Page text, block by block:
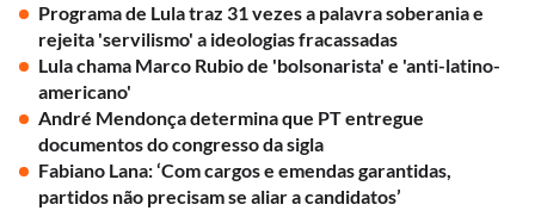
Programa de Lula traz 31 vezes a palavra soberania e
rejeita 'servilismo' a ideologias fracassadas
Lula chama Marco Rubio de 'bolsonarista' e 'anti-latino-
americano'
André Mendonça determina que PT entregue
documentos do congresso da sigla
Fabiano Lana: ‘Com cargos e emendas garantidas,
partidos não precisam se aliar a candidatos’